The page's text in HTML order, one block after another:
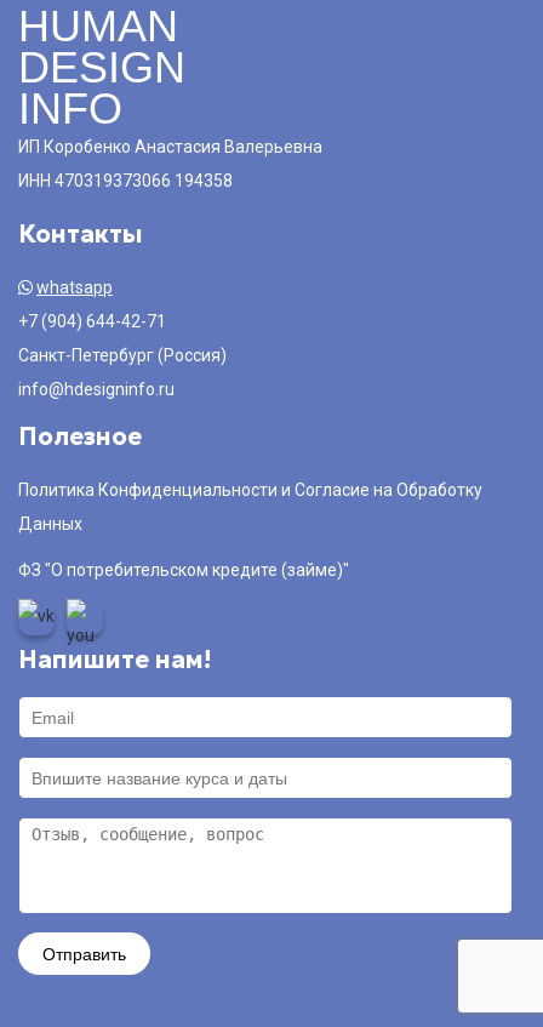
HUMAN
DESIGN
INFO
ИП Коробенко Анастасия Валерьевна
ИНН 470319373066 194358
Контакты
whatsapp
+7 (904) 644-42-71
Санкт-Петербург (Россия)
info@hdesigninfo.ru
Полезное
Политика Конфиденциальности и Согласие на Обработку
Данных
ФЗ "О потребительском кредите (займе)"
Напишите нам!